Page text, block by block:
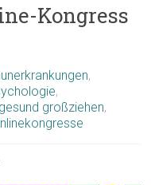
Kongress
,
,
großziehen,